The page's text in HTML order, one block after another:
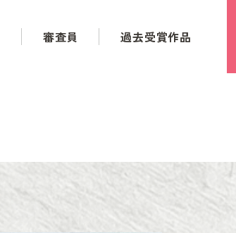
審査員 過去受賞作品